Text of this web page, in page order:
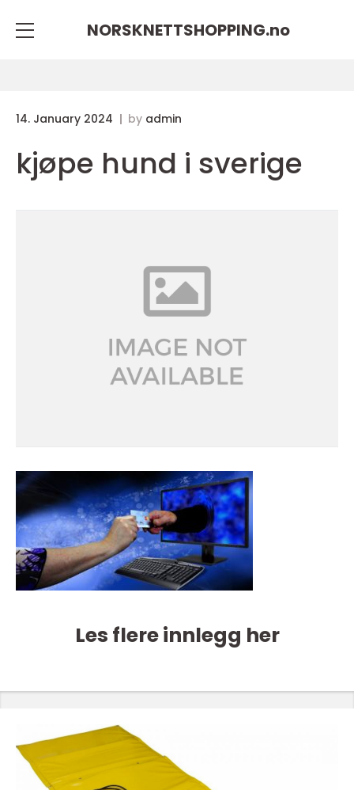
NORSKNETTSHOPPING.no
14. January 2024 by admin
kjøpe hund i sverige
Les flere innlegg her